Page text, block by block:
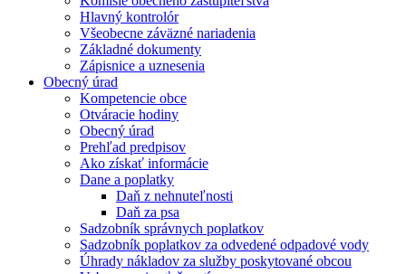
Hlavný kontrolór
Všeobecne záväzné nariadenia
Základné dokumenty
Zápisnice a uznesenia
Obecný úrad
Kompetencie obce
Otváracie hodiny
Obecný úrad
Prehľad predpisov
Ako získať informácie
Dane a poplatky
Daň z nehnuteľnosti
Daň za psa
Sadzobník správnych poplatkov
Sadzobník poplatkov za odvedené odpadové vody
Úhrady nákladov za služby poskytované obcou